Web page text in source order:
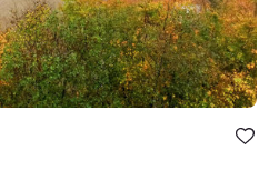
Bolig er
under